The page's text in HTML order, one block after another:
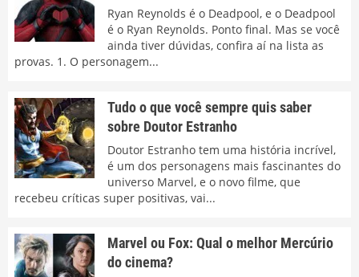
Ryan Reynolds é o Deadpool, e o Deadpool
é o Ryan Reynolds. Ponto final. Mas se você
ainda tiver dúvidas, confira aí na lista as
provas. 1. O personagem...
Tudo o que você sempre quis saber
sobre Doutor Estranho
Doutor Estranho tem uma história incrível,
é um dos personagens mais fascinantes do
universo Marvel, e o novo filme, que
recebeu críticas super positivas, vai...
Marvel ou Fox: Qual o melhor Mercúrio
do cinema?